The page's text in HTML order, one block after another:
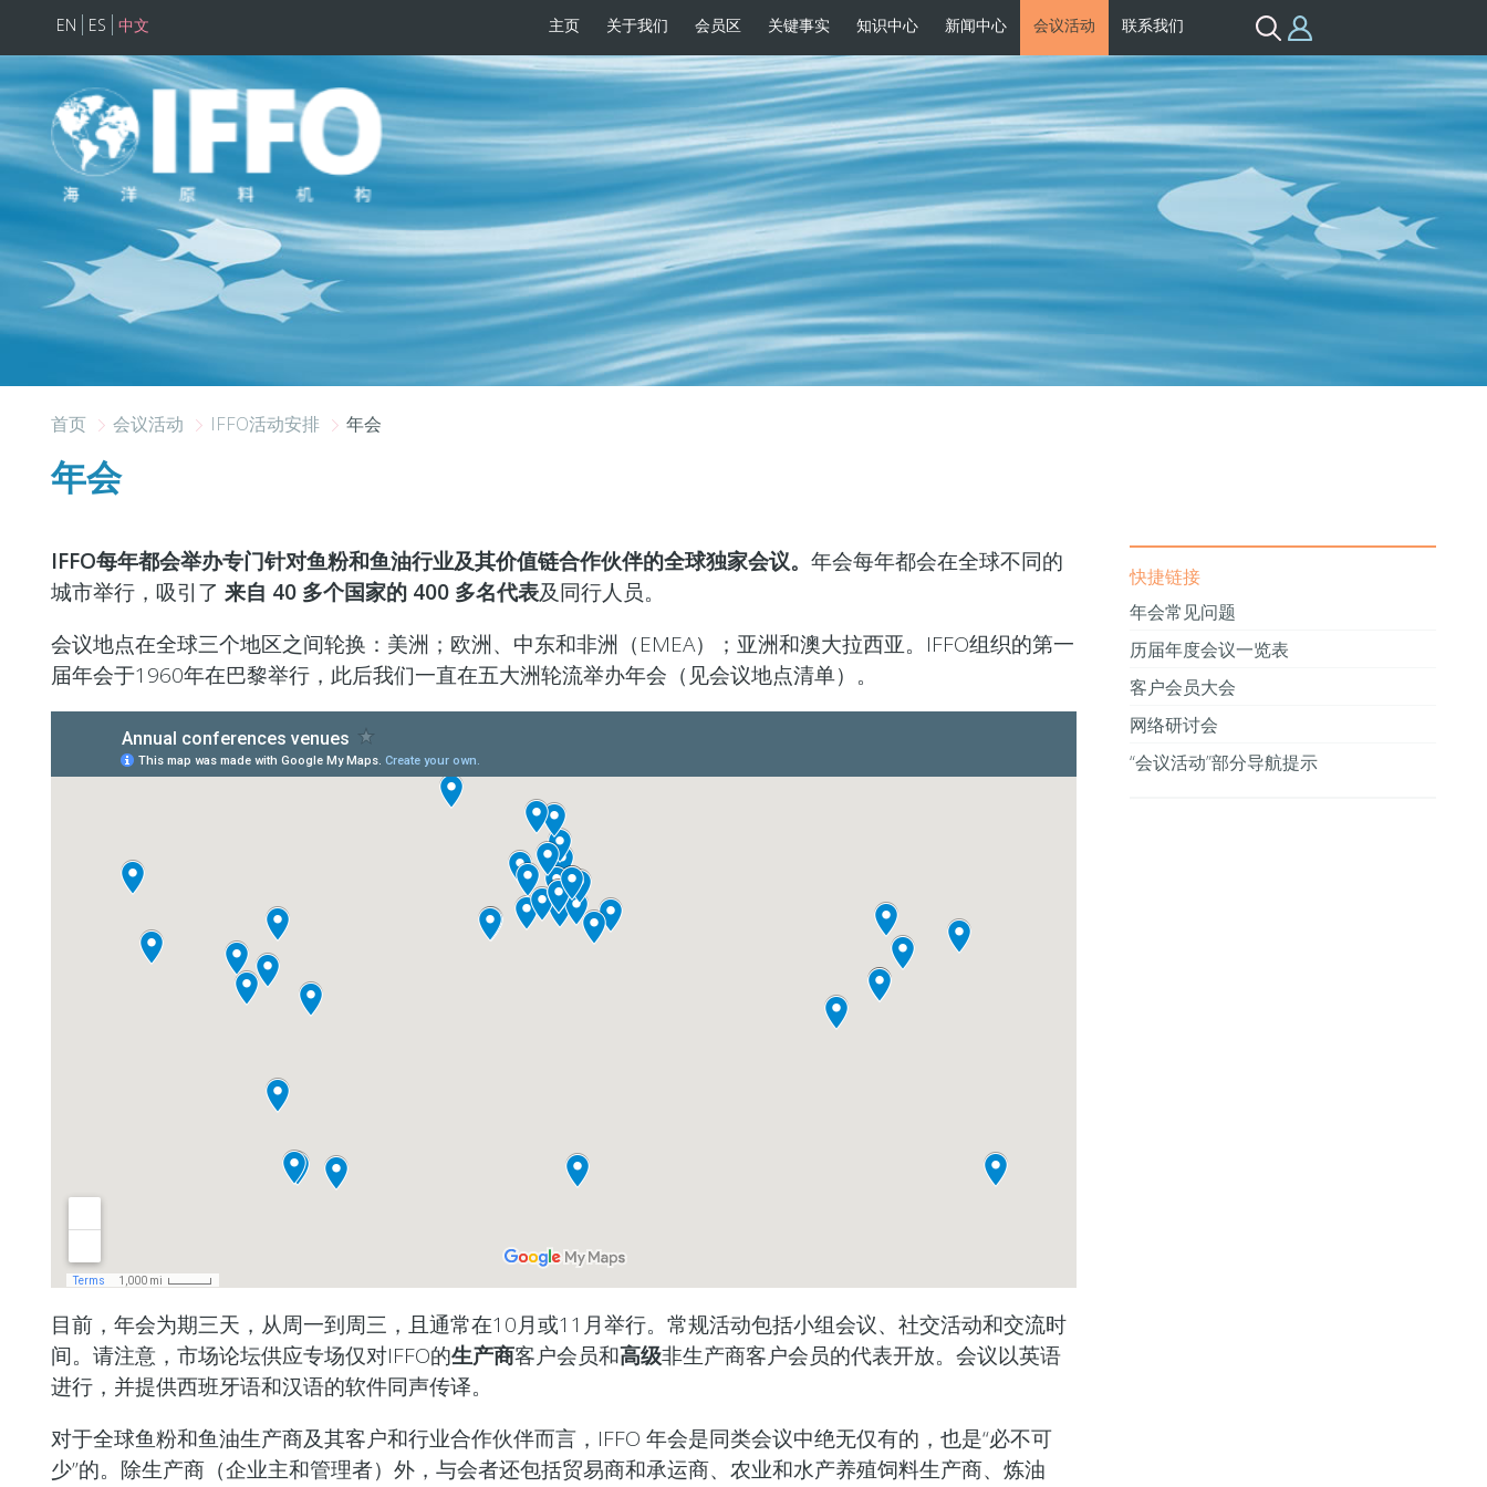
跳转到主要内容
EN ES 中文 主页 关于我们 会员区 关键事实 知识中心 新闻中心 会议活动 联系我们
首页 会议活动 IFFO活动安排 年会
年会
IFFO每年都会举办专门针对鱼粉和鱼油行业及其价值链合作伙伴的全球独家会议。 年会每年都会在全球不同的
城市举行，吸引了 来自 40 多个国家的 400 多名代表及同行人员。
会议地点在全球三个地区之间轮换：美洲；欧洲、中东和非洲（EMEA）；亚洲和澳大拉西亚。IFFO组织的第一
届年会于1960年在巴黎举行，此后我们一直在五大洲轮流举办年会（见会议地点清单）。
目前，年会为期三天，从周一到周三，且通常在10月或11月举行。常规活动包括小组会议、社交活动和交流时
间。请注意，市场论坛供应专场仅对IFFO的生产商客户会员和高级非生产商客户会员的代表开放。会议以英语
进行，并提供西班牙语和汉语的软件同声传译。
对于全球鱼粉和鱼油生产商及其客户和行业合作伙伴而言，IFFO 年会是同类会议中绝无仅有的，也是“必不可
少”的。除生产商（企业主和管理者）外，与会者还包括贸易商和承运商、农业和水产养殖饲料生产商、炼油
快捷链接
年会常见问题
历届年度会议一览表
客户会员大会
网络研讨会
“会议活动”部分导航提示